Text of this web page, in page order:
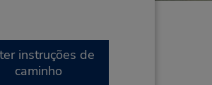
instruções de
caminho